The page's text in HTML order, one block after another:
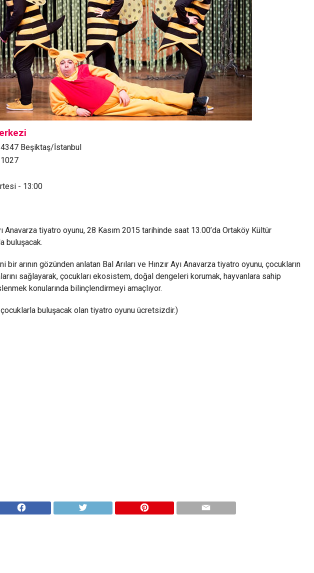
Beşiktaş/İstanbul
- 13:00
Anavarza tiyatro oyunu, 28 Kasım 2015 tarihinde saat 13.00’da Ortaköy Kültür
buluşacak.
bir arının gözünden anlatan Bal Arıları ve Hınzır Ayı Anavarza tiyatro oyunu, çocukların
sağlayarak, çocukları ekosistem, doğal dengeleri korumak, hayvanlara sahip
konularında bilinçlendirmeyi amaçlıyor.
çocuklarla buluşacak olan tiyatro oyunu ücretsizdir.)